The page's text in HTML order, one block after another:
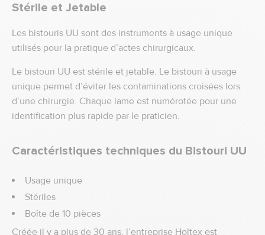
Stérile et Jetable
Les bistouris UU sont des instruments à usage unique
utilisés pour la pratique d’actes chirurgicaux.
Le bistouri UU est stérile et jetable. Le bistouri à usage
unique permet d’éviter les contaminations croisées lors
d’une chirurgie. Chaque lame est numérotée pour une
identification plus rapide par le praticien.
Caractéristiques techniques du Bistouri UU
Usage unique
Stériles
Boîte de 10 pièces
Créée il y a plus de 30 ans, l’entreprise Holtex est